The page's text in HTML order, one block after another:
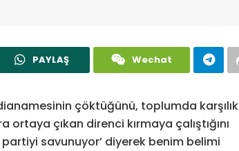
PAYLAŞ Wechat
çöktüğünü, toplumda karşılık
ortaya çıkan direnci kırmaya çalıştığını
savunuyor’ diyerek benim belimi